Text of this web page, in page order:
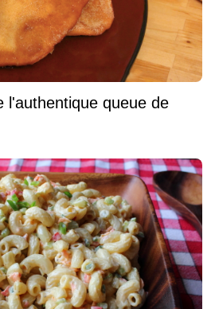
l'authentique queue de